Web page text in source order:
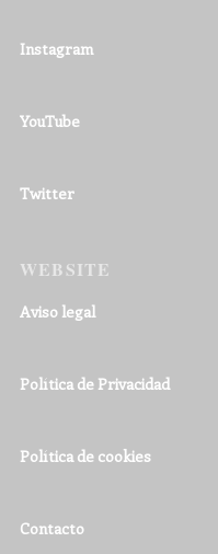
Instagram
YouTube
Twitter
WEBSITE
Aviso legal
Política de Privacidad
Política de cookies
Contacto